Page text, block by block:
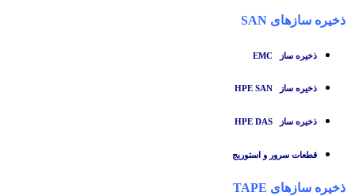
ذخیره سازهای SAN
ذخیره ساز
ذخیره ساز HPE SAN
ذخیره ساز HPE DAS
قطعات سرور و استوریج
ذخیره سازهای TAPE